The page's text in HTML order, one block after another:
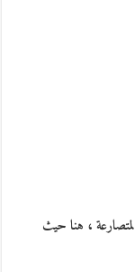
، هنا حيث